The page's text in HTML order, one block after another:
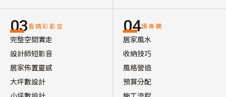
03看精彩影音
完整空間實走
設計師短影音
居家佈置靈感
大坪數設計
04讀專欄
居家風水
收納技巧
風格營造
預算分配